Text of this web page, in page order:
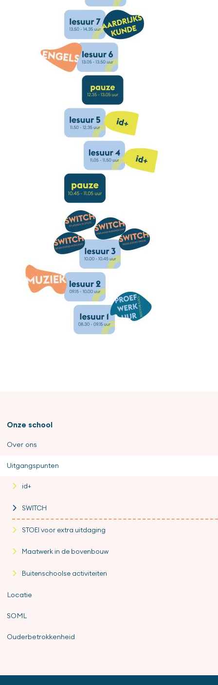
Onze school
Over ons
Uitgangspunten
id+
SWITCH
STOEI voor extra uitdaging
Maatwerk in de bovenbouw
Buitenschoolse activiteiten
Locatie
SOML
Ouderbetrokkenheid